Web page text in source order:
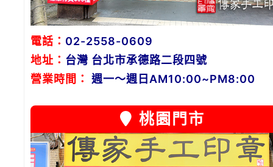
電話： 02-2558-0609
地址： 台灣 台北市承德路二段四號
營業時間：
週一～週日AM10:00~PM8:00
桃園門市